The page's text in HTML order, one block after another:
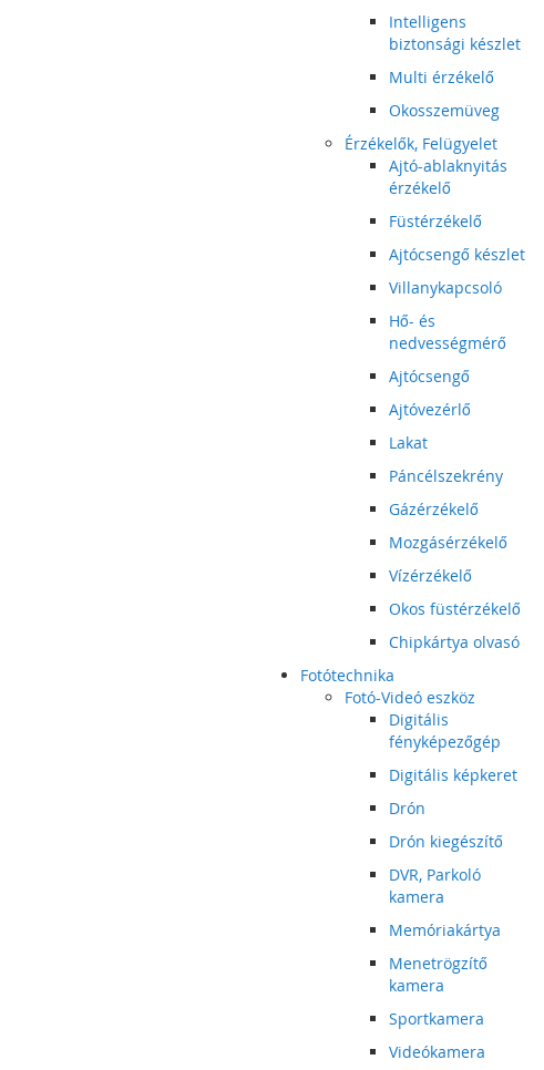
Intelligens
biztonsági készlet
Multi érzékelő
Okosszemüveg
Érzékelők, Felügyelet
Ajtó-ablaknyitás
érzékelő
Füstérzékelő
Ajtócsengő készlet
Villanykapcsoló
Hő- és
nedvességmérő
Ajtócsengő
Ajtóvezérlő
Lakat
Páncélszekrény
Gázérzékelő
Mozgásérzékelő
Vízérzékelő
Okos füstérzékelő
Chipkártya olvasó
Fotótechnika
Fotó-Videó eszköz
Digitális
fényképezőgép
Digitális képkeret
Drón
Drón kiegészítő
DVR, Parkoló
kamera
Memóriakártya
Menetrögzítő
kamera
Sportkamera
Videókamera